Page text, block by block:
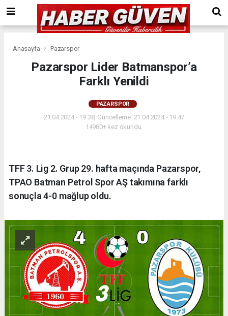
Anasayfa Pazarspor
Pazarspor Lider Batmanspor’a
Farklı Yenildi
PAZARSPOR
21.04.2024 - 19:38, Güncelleme: 21.04.2024 - 19:47
14980+ kez okundu.
TFF 3. Lig 2. Grup 29. hafta maçında Pazarspor,
TPAO Batman Petrol Spor AŞ takımına farklı
sonuçla 4-0 mağlup oldu.